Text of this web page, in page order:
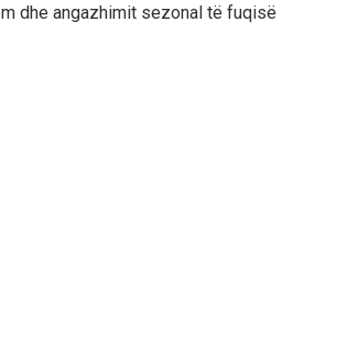
dhe angazhimit sezonal të fuqisë